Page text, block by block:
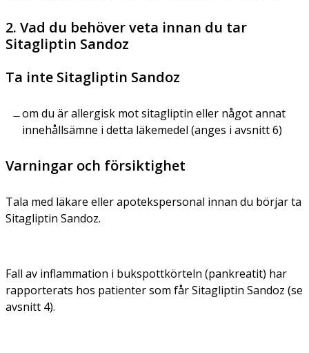
2. Vad du behöver veta innan du tar
Sitagliptin Sandoz
Ta inte Sitagliptin Sandoz
om du är allergisk mot sitagliptin eller något annat
innehållsämne i detta läkemedel (anges i avsnitt 6)
Varningar och försiktighet
Tala med läkare eller apotekspersonal innan du börjar ta
Sitagliptin Sandoz.
Fall av inflammation i bukspottkörteln (pankreatit) har
rapporterats hos patienter som får Sitagliptin Sandoz (se
avsnitt 4).